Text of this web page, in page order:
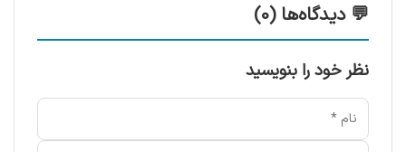
💬 دیدگاه‌ها (0)
نظر خود را بنویسید